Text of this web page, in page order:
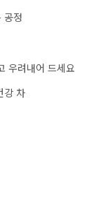
공정
우려내어 드세요
강 차